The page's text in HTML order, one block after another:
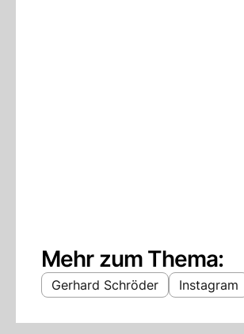
Mehr zum Thema:
Gerhard Schröder Instagram